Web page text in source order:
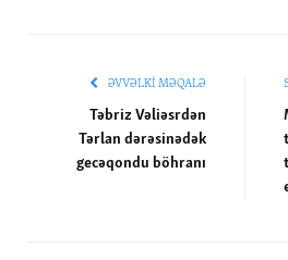
ƏVVƏLKI MƏQALƏ
Təbriz Vəliəsrdən
Tərlan dərəsinədək
gecəqondu böhranı